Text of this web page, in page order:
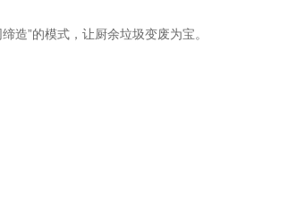
造”的模式，让厨余垃圾变废为宝。